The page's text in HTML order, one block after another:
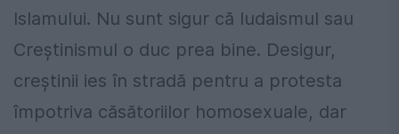
Islamului. Nu sunt sigur că Iudaismul sau
Creștinismul o duc prea bine. Desigur,
creștinii ies în stradă pentru a protesta
împotriva căsătoriilor homosexuale, dar